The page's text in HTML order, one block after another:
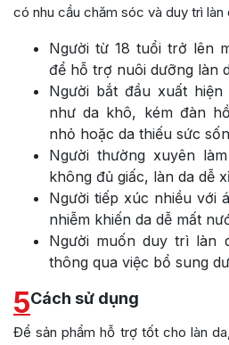
có nhu cầu chăm sóc và duy trì
Người từ 18 tuổi trở lên
để hỗ trợ nuôi dưỡng làn
Người bắt đầu xuất
như da khô, kém đàn
nhỏ hoặc da thiếu sức
Người thường xuyên
không đủ giấc, làn da dễ
Người tiếp xúc nhiều với
nhiễm khiến da dễ mất
Người muốn duy trì làn
thông qua việc bổ sung
5Cách sử dụng
Để sản phẩm hỗ trợ tốt cho làn